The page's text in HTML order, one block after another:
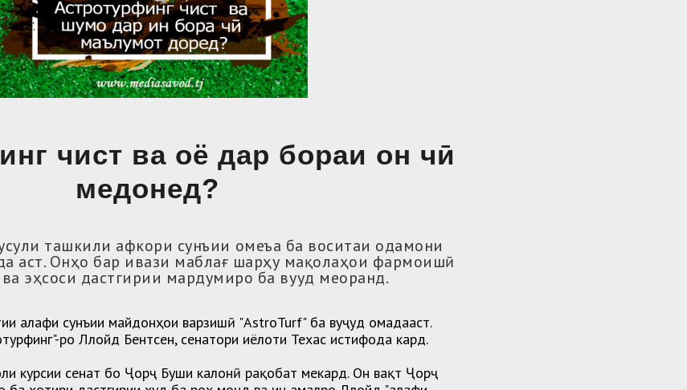
чист ва оё дар бораи он чӣ
медонед?
ташкили афкори сунъии ҷомеъа ба воситаи одамони
аст. Онҳо бар ивази маблағ шарҳу мақолаҳои фармоишӣ
эҳсоси дастгирии мардумиро ба вуҷуд меоранд.
алафи сунъии майдонҳои варзишӣ "AstroTurf" ба вуҷуд омадааст.
ро Ллойд Бентсен, сенатори иёлоти Техас истифода кард.
курсии сенат бо Ҷорҷ Буши калонӣ рақобат мекард. Он вақт Ҷорҷ